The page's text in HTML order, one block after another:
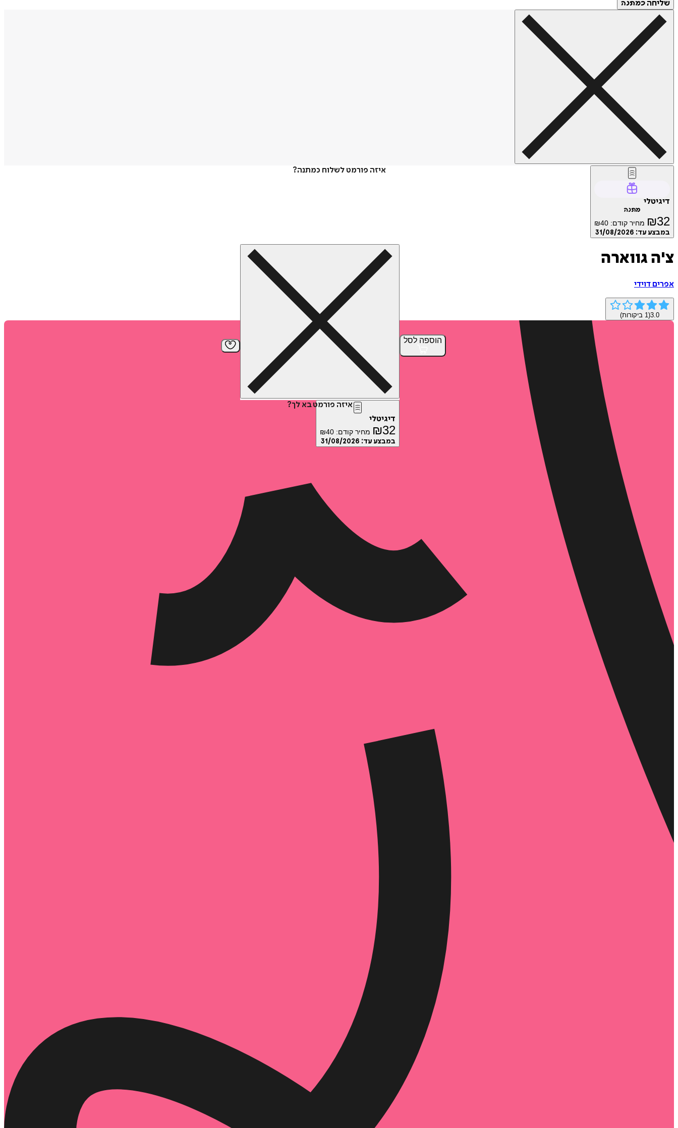
שליחה כמתנה
איזה פורמט לשלוח כמתנה?
דיגיטלי
מתנה
₪32 מחיר קודם: ₪40
במבצע עד: 31/08/2026
הוספה לסל
איזה פורמט בא לך?
דיגיטלי
₪32 מחיר קודם: ₪40
במבצע עד: 31/08/2026
צ'ה גווארה
אפרים דוידי
3.0
(
1 ביקורות)